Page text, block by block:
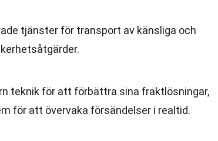
tjänster för transport av känsliga och
teknik för att förbättra sina fraktlösningar,
för att övervaka försändelser i realtid.